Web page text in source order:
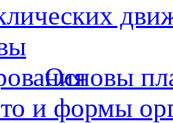
Основы
и формы